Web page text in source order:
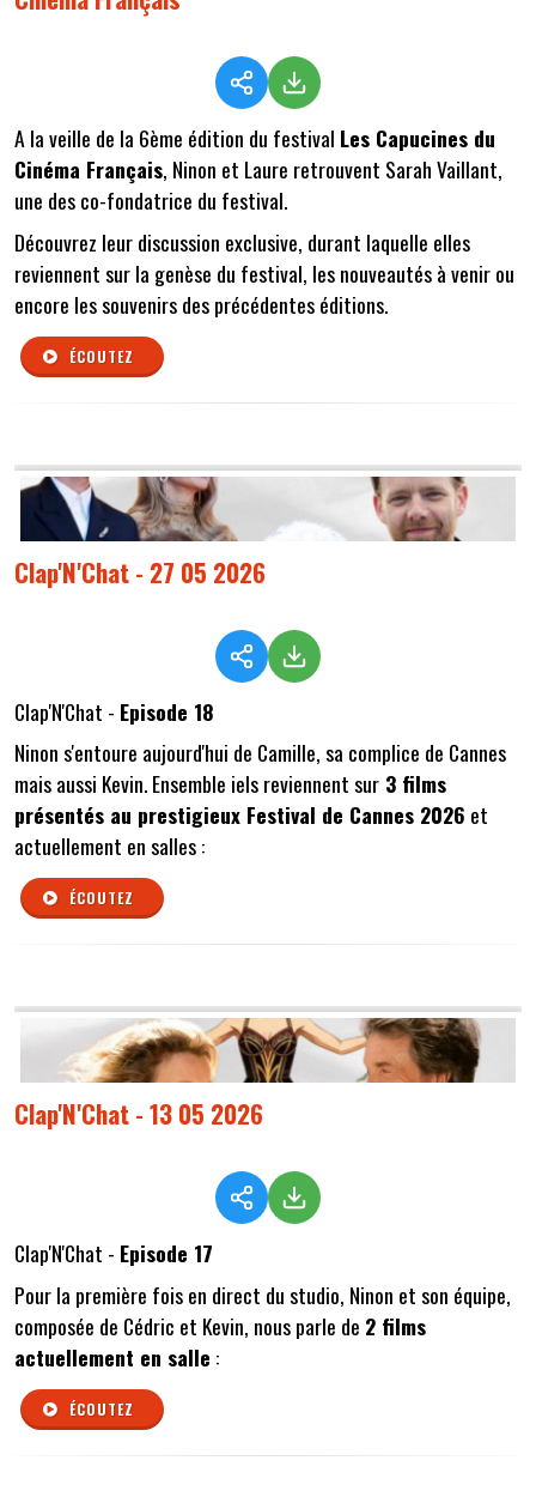
A la veille de la 6ème édition du festival Les Capucines du
Cinéma Français, Ninon et Laure retrouvent Sarah Vaillant,
une des co-fondatrice du festival.
Découvrez leur discussion exclusive, durant laquelle elles
reviennent sur la genèse du festival, les nouveautés à venir ou
encore les souvenirs des précédentes éditions.
ÉCOUTEZ
Clap'N'Chat - 27 05 2026
Clap'N'Chat - Episode 18
Ninon s'entoure aujourd'hui de Camille, sa complice de Cannes
mais aussi Kevin. Ensemble iels reviennent sur 3 films
présentés au prestigieux Festival de Cannes 2026 et
actuellement en salles :
ÉCOUTEZ
Clap'N'Chat - 13 05 2026
Clap'N'Chat - Episode 17
Pour la première fois en direct du studio, Ninon et son équipe,
composée de Cédric et Kevin, nous parle de 2 films
actuellement en salle :
ÉCOUTEZ